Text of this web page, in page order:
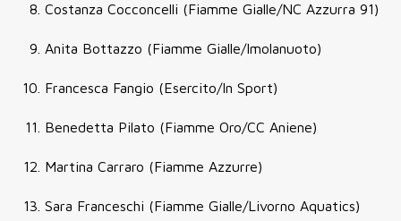
Costanza Cocconcelli (Fiamme Gialle/NC Azzurra 91)
Anita Bottazzo (Fiamme Gialle/Imolanuoto)
Francesca Fangio (Esercito/In Sport)
Benedetta Pilato (Fiamme Oro/CC Aniene)
Martina Carraro (Fiamme Azzurre)
Sara Franceschi (Fiamme Gialle/Livorno Aquatics)